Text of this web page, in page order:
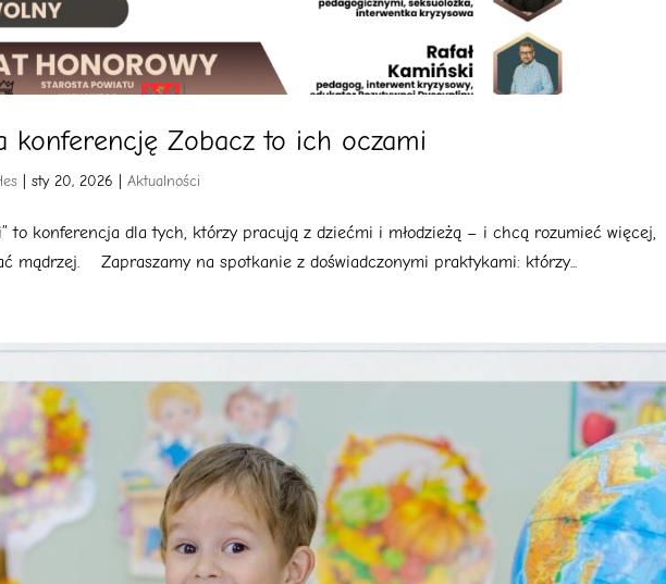
konferencję Zobacz to ich oczami
|sty 20, 2026 |Aktualności
to konferencja dla tych, którzy pracują z dziećmi i młodzieżą – i chcą rozumieć więcej,
mądrzej. Zapraszamy na spotkanie z doświadczonymi praktykami: którzy...